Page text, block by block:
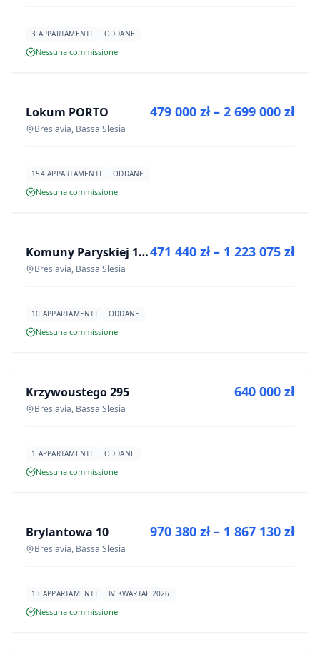
3 APPARTAMENTI ODDANE
Nessuna commissione
PROGETTO
Lokum PORTO
Breslavia, Bassa Slesia
479 000 zł – 2 699 000 zł
154 APPARTAMENTI ODDANE
Nessuna commissione
PROGETTO Komuny Paryskiej 19a
Breslavia, Bassa Slesia
471 440 zł – 1 223 075 zł
10 APPARTAMENTI ODDANE
Nessuna commissione
PROGETTO
Krzywoustego 295
Breslavia, Bassa Slesia
640 000 zł
1 APPARTAMENTI ODDANE
Nessuna commissione
PROGETTO
Brylantowa 10
Breslavia, Bassa Slesia
970 380 zł – 1 867 130 zł
13 APPARTAMENTI IV KWARTAŁ 2026
Nessuna commissione